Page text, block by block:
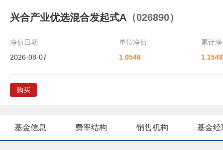
兴合产业优选混合发起式A （026890）
净值日期 单位净值
累计
2026-08-07
1.0548 1.1548
购买
基金信息 费率结构 销售机构 基金经